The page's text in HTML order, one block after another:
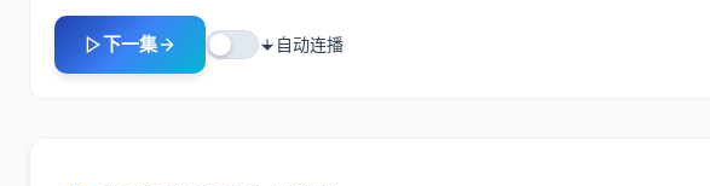
下一集 自动连播